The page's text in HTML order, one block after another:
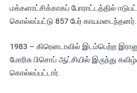
மக்களாட்சிக்காகப் போராட்டத்தில்
கொல்லப்பட்டு 857 பேர் காயமடைந்தனர்.
1983 – கிரெனடாவில் இடம்பெற்ற
மோரிசு பிசொப் ஆட்சியில் இருந்து
கொல்லப்பட்டார்.